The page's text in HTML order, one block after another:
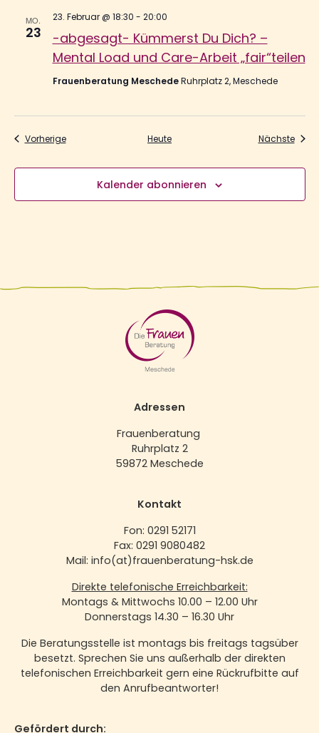
MO.
23
-abgesagt- Kümmerst Du Dich? –
Mental Load und Care-Arbeit „fair“teilen
23. Februar @ 18:30 - 20:00
Frauenberatung MeschedeRuhrplatz 2, Meschede
VorherigeVeranstaltungen Heute Nächste
Kalender abonnieren
Adressen
Frauenberatung
Ruhrplatz 2
59872 Meschede
Kontakt
Fon: 0291 52171
Fax: 0291 9080482
Mail: info(at)frauenberatung-hsk.de
Direkte telefonische Erreichbarkeit:
Montags & Mittwochs 10.00 – 12.00 Uhr
Donnerstags 14.30 – 16.30 Uhr
Die Beratungsstelle ist montags bis freitags tagsüber
besetzt. Sprechen Sie uns außerhalb der direkten
telefonischen Erreichbarkeit gern eine Rückrufbitte auf
den Anrufbeantworter!
Gefördert durch: